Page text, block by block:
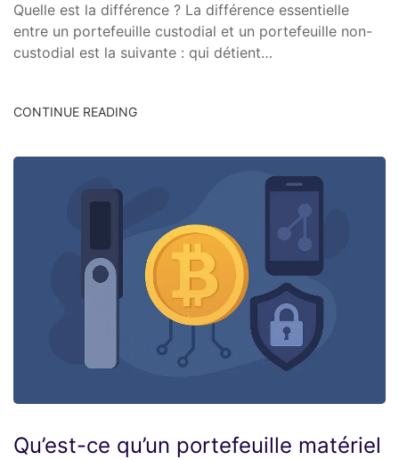
Quelle est la différence ? La différence essentielle
entre un portefeuille custodial et un portefeuille non-
custodial est la suivante : qui détient…
CONTINUE READING
Qu’est-ce qu’un portefeuille matériel